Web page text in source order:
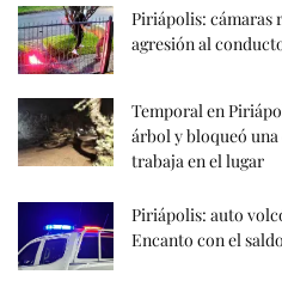
Piriápolis: cámaras
agresión al
Temporal en
árbol y bloqueó
trabaja en el lugar
Piriápolis: auto
Encanto con el